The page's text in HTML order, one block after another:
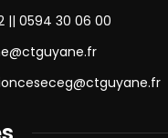
|| 0594 30 06 00